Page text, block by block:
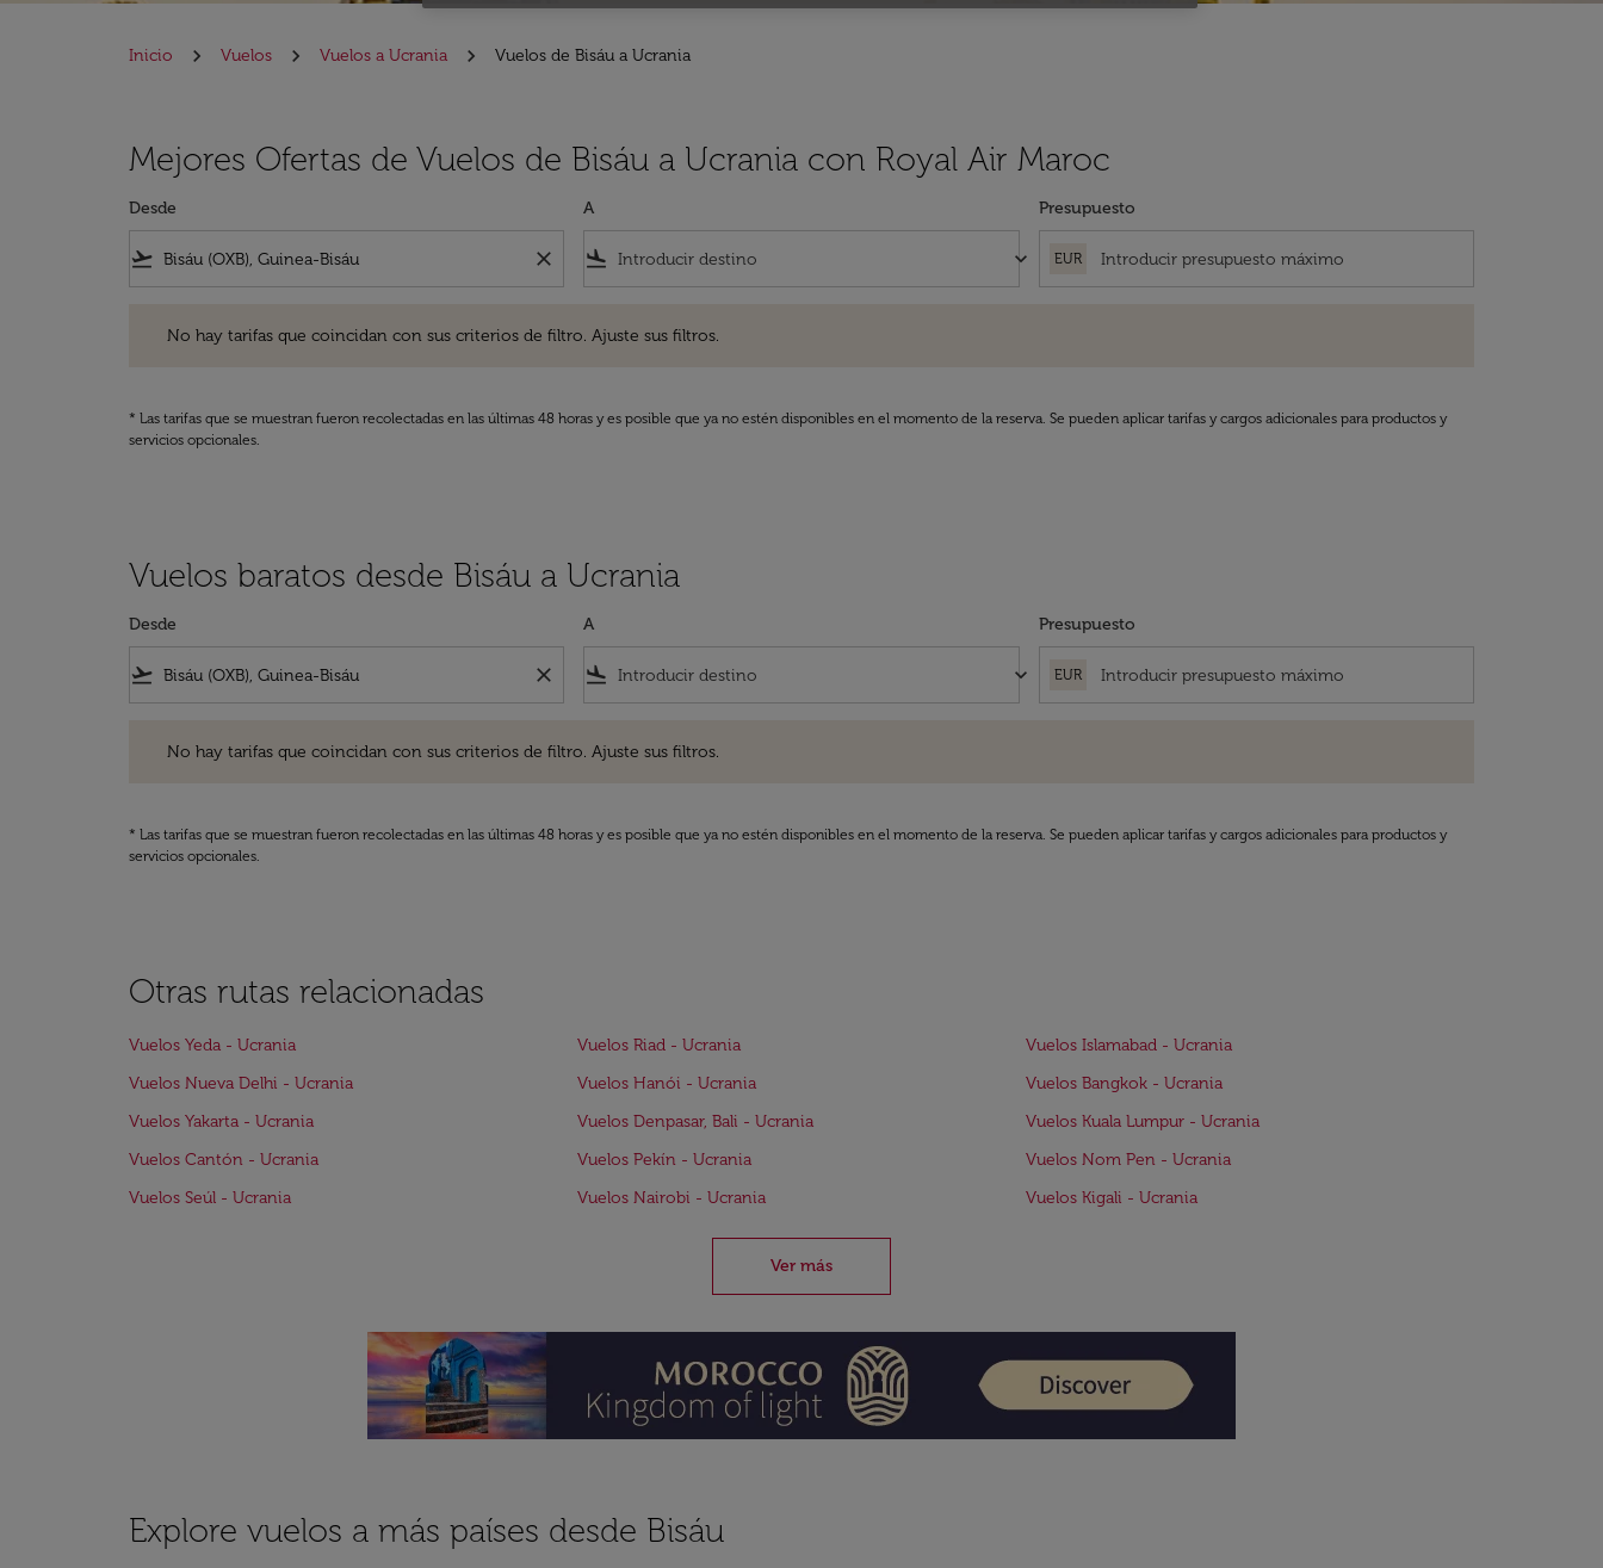
Inicio Vuelos Vuelos a Ucrania Vuelos de Bisáu a Ucrania
Mejores Ofertas de Vuelos de Bisáu a Ucrania con Royal Air Maroc
Desde
flight_takeoff close
A
flight_land keyboard_arrow_down
Presupuesto
EUR
No hay tarifas que coincidan con sus criterios de filtro. Ajuste sus filtros.
* Las tarifas que se muestran fueron recolectadas en las últimas 48 horas y es posible que ya no estén disponibles en el momento de la reserva. Se pueden aplicar tarifas y cargos adicionales para productos y
servicios opcionales.
Vuelos baratos desde Bisáu a Ucrania
Desde
flight_takeoff close
A
flight_land keyboard_arrow_down
Presupuesto
EUR
No hay tarifas que coincidan con sus criterios de filtro. Ajuste sus filtros.
* Las tarifas que se muestran fueron recolectadas en las últimas 48 horas y es posible que ya no estén disponibles en el momento de la reserva. Se pueden aplicar tarifas y cargos adicionales para productos y
servicios opcionales.
Otras rutas relacionadas
Vuelos Yeda - Ucrania Vuelos Riad - Ucrania
Vuelos Islamabad - Ucrania
Vuelos Nueva Delhi - Ucrania
Vuelos Hanói - Ucrania
Vuelos Bangkok - Ucrania
Vuelos Yakarta - Ucrania
Vuelos Denpasar, Bali - Ucrania
Vuelos Kuala Lumpur - Ucrania
Vuelos Cantón - Ucrania
Vuelos Pekín - Ucrania
Vuelos Nom Pen - Ucrania
Vuelos Seúl - Ucrania
Vuelos Nairobi - Ucrania Vuelos Kigali - Ucrania
Ver más
Explore vuelos a más países desde Bisáu